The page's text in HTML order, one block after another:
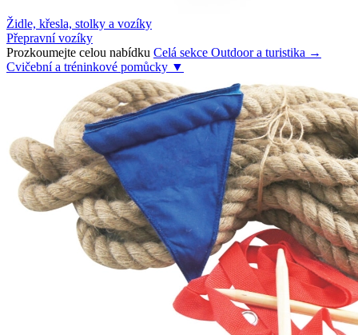
Židle, křesla, stolky a vozíky
Přepravní vozíky
Prozkoumejte celou nabídku Celá sekce Outdoor a turistika →
Cvičební a tréninkové pomůcky ▼